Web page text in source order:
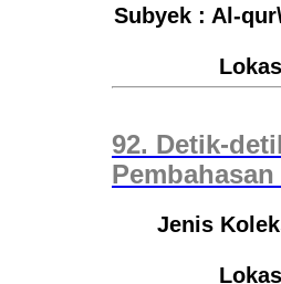
Subyek : Al-
92. Detik-
Jenis